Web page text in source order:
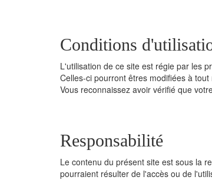
Conditions
L'utilisation de ce site est régie par les
Celles-ci pourront êtres modifiées à
Vous reconnaissez avoir vérifié que
Responsabilité
Le contenu du présent site est sous la
pourraient résulter de l'accès ou de